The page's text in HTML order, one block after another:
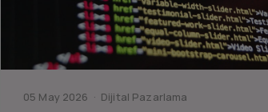
05 May 2026 · Dijital Pazarlama